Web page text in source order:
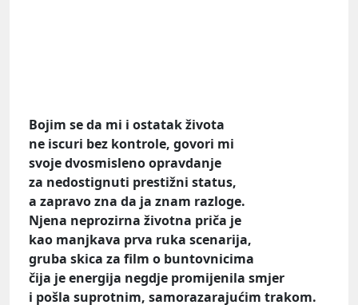
Bojim se da mi i ostatak života
ne iscuri bez kontrole, govori mi
svoje dvosmisleno opravdanje
za nedostignuti prestižni status,
a zapravo zna da ja znam razloge.
Njena neprozirna životna priča je
kao manjkava prva ruka scenarija,
gruba skica za film o buntovnicima
čija je energija negdje promijenila smjer
i pošla suprotnim, samorazarajućim trakom.